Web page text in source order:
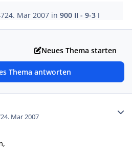
24. Mar 2007 in900 II - 9-3 I
Neues Thema starten
Thema antworten
24. Mar 2007